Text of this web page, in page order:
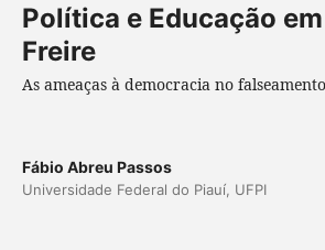
Política e Educação
Freire
As ameaças à democracia no
Fábio Abreu Passos
Universidade Federal do Piauí, UFPI